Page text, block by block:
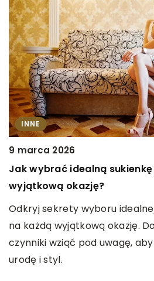
INNE
9 marca 2026
Jak wybrać idealną
wyjątkową okazję?
Odkryj sekrety wyboru
na każdą wyjątkową okazję.
czynniki wziąć pod uwagę,
urodę i styl.